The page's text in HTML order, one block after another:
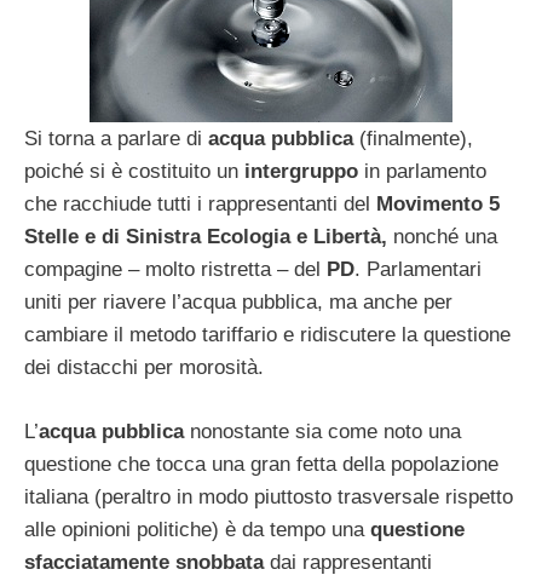
Si torna a parlare di acqua pubblica(finalmente),
poiché si è costituito un intergruppo in parlamento
che racchiude tutti i rappresentanti del Movimento 5
Stelle e di Sinistra Ecologia e Libertà, nonché una
compagine – molto ristretta – del PD. Parlamentari
uniti per riavere l’acqua pubblica, ma anche per
cambiare il metodo tariffario e ridiscutere la questione
dei distacchi per morosità.
L’acqua pubblicanonostante sia come noto una
questione che tocca una gran fetta della popolazione
italiana (peraltro in modo piuttosto trasversale rispetto
alle opinioni politiche) è da tempo una questione
sfacciatamente snobbatadai rappresentanti